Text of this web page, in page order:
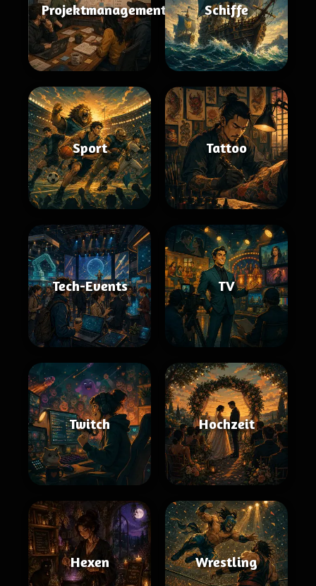
Projektmanagement Schiffe
Sport Tattoo
Tech-Events TV
Twitch Hochzeit
Hexen Wrestling